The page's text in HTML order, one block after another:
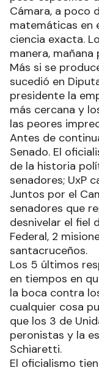
Cámara, a poco
matemáticas en
ciencia exacta.
manera,
Más si se
sucedió en
presidente la
más cercana y
las peores
Antes de
Senado. El
de la historia
senadores; UxP
Juntos por el
senadores que
desnivelar el fiel
Federal, 2
santacruceños.
Los 5 últimos
en tiempos en
la boca contra
cualquier cosa
que los 3 de
peronistas y la
Schiaretti.
El oficialismo